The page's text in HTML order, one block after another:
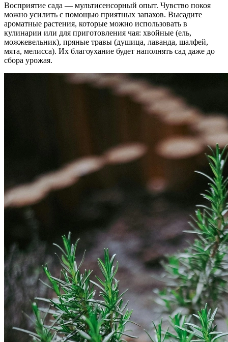
Восприятие сада — мультисенсорный опыт. Чувство покоя
можно усилить с помощью приятных запахов. Высадите
ароматные растения, которые можно использовать в
кулинарии или для приготовления чая: хвойные (ель,
можжевельник), пряные травы (душица, лаванда, шалфей,
мята, мелисса). Их благоухание будет наполнять сад даже до
сбора урожая.